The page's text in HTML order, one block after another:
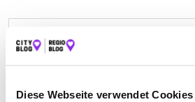
Diese Webseite verwendet Cookies
JOHN DIRK – IDEEN AUS
SCHLOSSEREI
Gewerbegebiet 1| 57639